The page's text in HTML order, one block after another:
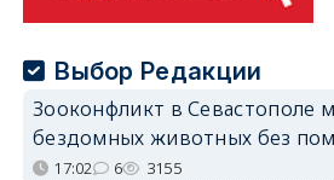
Выбор Редакции
Зооконфликт в Севастополе
бездомных животных без
17:02 6 3155